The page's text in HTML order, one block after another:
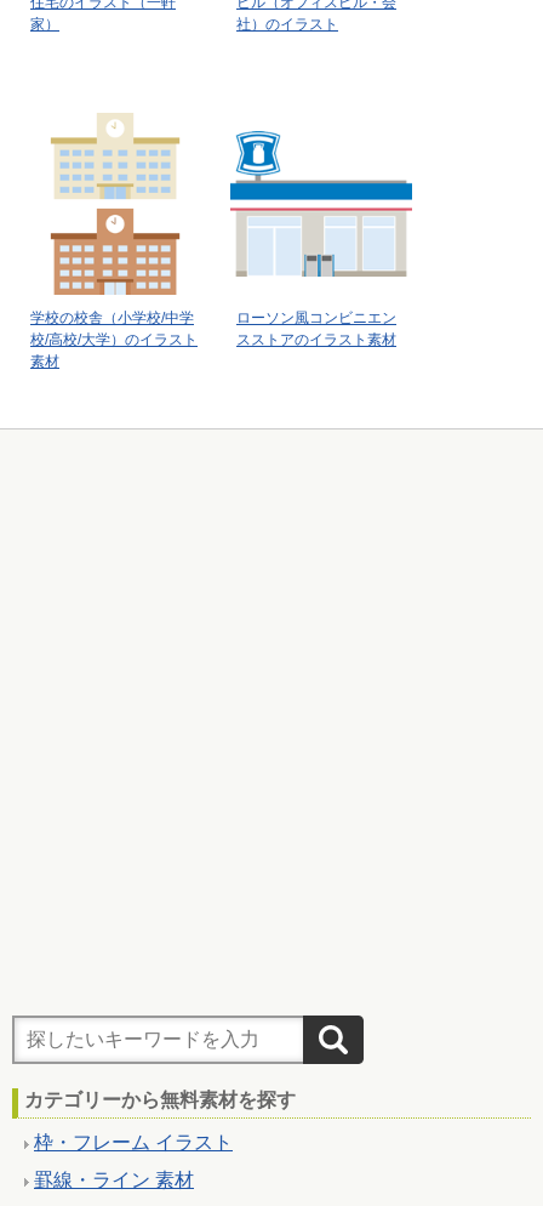
家）
社）のイラスト
学校の校舎（小学校/中学
校/高校/大学）のイラスト
素材
ローソン風コンビニエン
スストアのイラスト素材
カテゴリーから無料素材を探す
枠・フレーム イラスト
罫線・ライン 素材